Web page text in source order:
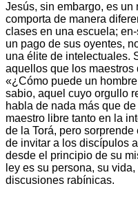
Jesús, sin embargo, es
comporta de manera
clases en una escuela;
un pago de sus oyentes,
una élite de intelectuales.
aquellos que los
«¿Cómo puede un
sabio, aquel cuyo orgullo
habla de nada más que
maestro libre tanto en la
de la Torá, pero
de invitar a los discípulos
desde el principio de su
ley es su persona, su
discusiones rabínicas.